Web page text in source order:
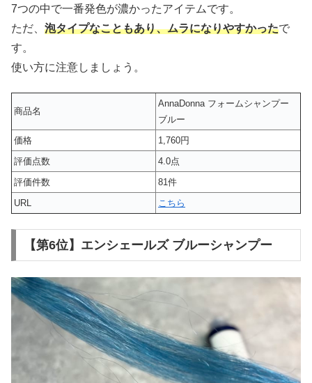
7つの中で一番発色が濃かったアイテムです。
ただ、 泡タイプなこともあり、ムラになりやすかったで
す。
使い方に注意しましょう。
商品名
AnnaDonna フォームシャンプー
ブルー
価格
1,760円
評価点数
4.0点
評価件数
81件
URL
こちら
【第6位】エンシェールズ ブルーシャンプー